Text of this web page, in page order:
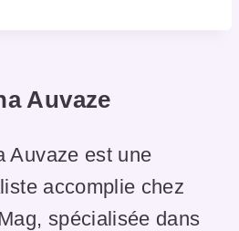
Auvaze
Auvaze est une
accomplie chez
spécialisée dans